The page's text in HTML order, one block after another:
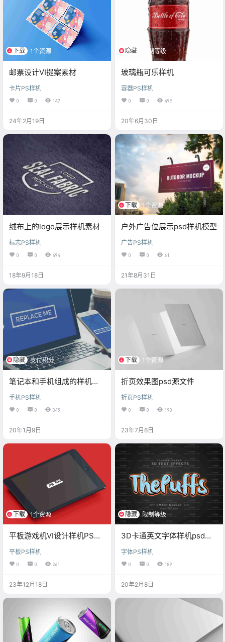
下载 1个资源
邮票设计VI提案素材
卡片PS样机
0 0 147
24年2月19日
隐藏 限制等级
玻璃瓶可乐样机
容器PS样机
0 0 499
20年6月30日
绒布上的logo展示样机素材
标志PS样机
0 0 494
18年9月18日
下载 1个资源
户外广告位展示psd样机模型
广告PS样机
0 0 61
21年8月31日
隐藏 支付积分
笔记本和手机组成的样机素
手机PS样机
0 0 345
20年1月9日
下载 1个资源
折页效果图psd源文件
折页PS样机
0 0 198
23年7月6日
下载 1个资源
平板游戏机VI设计样机PSD
平板PS样机
0 0 261
23年12月18日
隐藏 限制等级
3D卡通英文字体样机psd素
字体PS样机
0 0 189
20年2月8日